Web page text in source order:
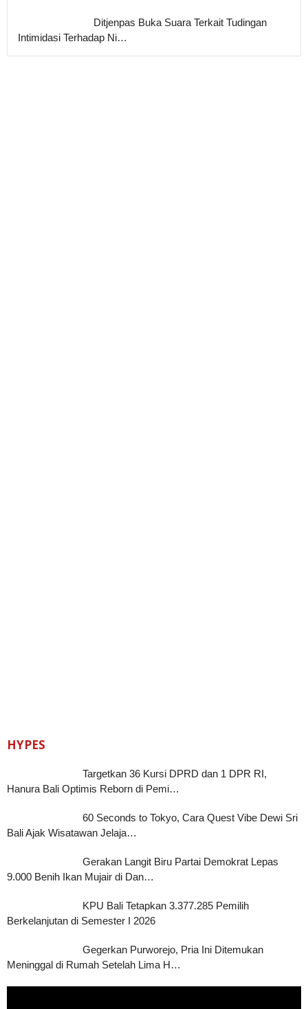
Ditjenpas Buka Suara Terkait Tudingan
Intimidasi Terhadap Ni…
HYPES
Targetkan 36 Kursi DPRD dan 1 DPR RI,
Hanura Bali Optimis Reborn di Pemi…
60 Seconds to Tokyo, Cara Quest Vibe Dewi Sri
Bali Ajak Wisatawan Jelaja…
Gerakan Langit Biru Partai Demokrat Lepas
9.000 Benih Ikan Mujair di Dan…
KPU Bali Tetapkan 3.377.285 Pemilih
Berkelanjutan di Semester I 2026
Gegerkan Purworejo, Pria Ini Ditemukan
Meninggal di Rumah Setelah Lima H…